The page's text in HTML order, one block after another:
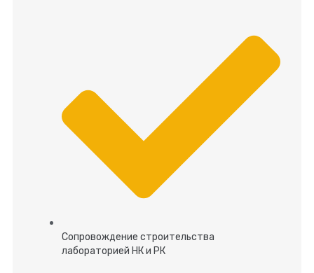
Сопровождение строительства
лабораторией НК и РК